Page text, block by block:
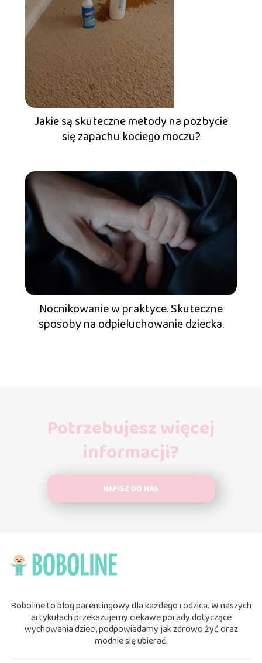
Jakie są skuteczne metody na pozbycie
się zapachu kociego moczu?
Nocnikowanie w praktyce. Skuteczne
sposoby na odpieluchowanie dziecka.
Potrzebujesz więcej
informacji?
NAPISZ DO NAS
Boboline to blog parentingowy dla każdego rodzica. W naszych
artykułach przekazujemy ciekawe porady dotyczące
wychowania dzieci, podpowiadamy jak zdrowo żyć oraz
modnie się ubierać.